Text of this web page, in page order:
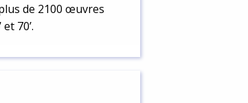
de 2100 œuvres
70’.